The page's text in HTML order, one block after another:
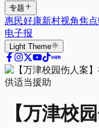
专题
惠民好康新村视角焦
电子报
Light Theme
【万津校